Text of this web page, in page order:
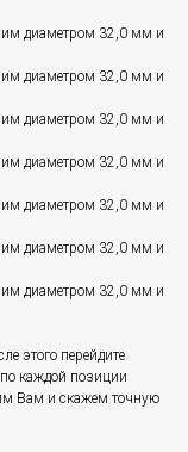
диаметром 32,0 мм и
диаметром 32,0 мм и
диаметром 32,0 мм и
диаметром 32,0 мм и
диаметром 32,0 мм и
диаметром 32,0 мм и
диаметром 32,0 мм и
этого перейдите
по каждой позиции
Вам и скажем точную